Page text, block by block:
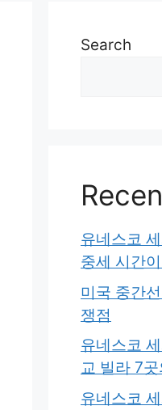
Search
유네스코
중세 시간
미국 중간
쟁점
유네스코
교 빌라 7
유네스코